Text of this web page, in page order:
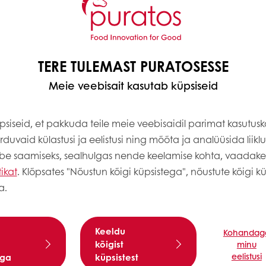
kõikjal ühtset eesmärki viia planeeti edasi,
toiduinnovatsioon“ hõlmab ettevõtte
Uue logoga tunnevad valdkonna
kus seisab ees põnev tulevik. Teine
kirge, pühendumust ja sihikindlust.
TERE TULEMAST PURATOSESSE
Meie veebisait kasutab küpsiseid
et pakkuda teile meie veebisaidil parimat
külastusi ja eelistusi ning mõõta ja analüüsida
saamiseks, sealhulgas nende keelamise kohta,
. Klõpsates "Nõustun kõigi küpsistega", nõustute kõigi
Keeldu
kõigist
küpsistest
minu
eelistusi